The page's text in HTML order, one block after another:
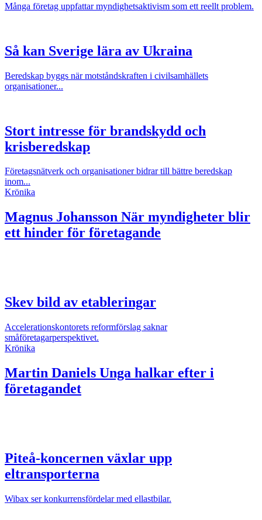
Många företag uppfattar myndighetsaktivism som ett reellt problem.
Så kan Sverige lära av Ukraina
Beredskap byggs när motståndskraften i civilsamhällets
organisationer...
Stort intresse för brandskydd och
krisberedskap
Företagsnätverk och organisationer bidrar till bättre beredskap
inom...
Krönika
Magnus Johansson När myndigheter blir
ett hinder för företagande
Skev bild av etableringar
Accelerationskontorets reformförslag saknar
småföretagarperspektivet.
Krönika
Martin Daniels Unga halkar efter i
företagandet
Piteå-koncernen växlar upp
eltransporterna
Wibax ser konkurrensfördelar med ellastbilar.